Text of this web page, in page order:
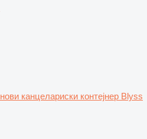
нови канцелариски контејнер Blyss